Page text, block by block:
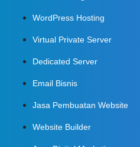
WordPress Hosting
Virtual Private Server
Dedicated Server
Email Bisnis
Jasa Pembuatan Website
Website Builder